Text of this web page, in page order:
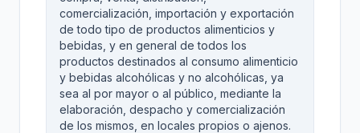
comercialización, importación y exportación
de todo tipo de productos alimenticios y
bebidas, y en general de todos los
productos destinados al consumo alimenticio
y bebidas alcohólicas y no alcohólicas, ya
sea al por mayor o al público, mediante la
elaboración, despacho y comercialización
de los mismos, en locales propios o ajenos.